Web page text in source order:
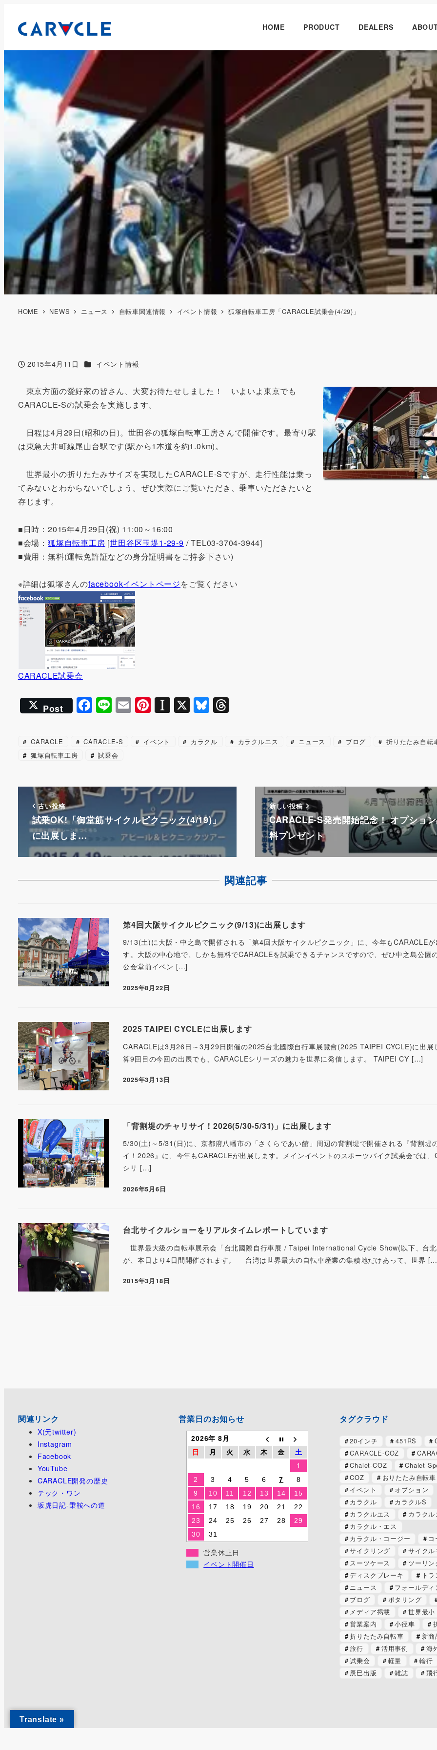
HOME PRODUCT DEALERS
HOME NEWS ニュース 自転車関連情報 イベント情報 狐塚自転車工房「CARACLE試乗会(4/29)」
投稿日
2015年4月11日 カテゴリー
イベント情報
東京方面の愛好家の皆さん、大変お待たせしました！ いよいよ東京でも
CARACLE-Sの試乗会を実施します。
日程は4月29日(昭和の日)。世田谷の狐塚自転車工房さんで開催です。最寄り駅
は東急大井町線尾山台駅です(駅から1本道を約1.0km)。
世界最小の折りたたみサイズを実現したCARACLE-Sですが、走行性能は乗っ
てみないとわからないでしょう。ぜひ実際にご覧いただき、乗車いただきたいと
存じます。
■日時：2015年4月29日(祝) 11:00～16:00
■会場： 狐塚自転車工房 [世田谷区玉堤1-29-9 / TEL03-3704-3944]
■費用：無料(運転免許証などの身分証明書をご持参下さい)
※詳細は狐塚さんのfacebookイベントページをご覧ください
CARACLE試乗会
Post F
a
c
e
o
o
k
Li
n
e
E
m
ai
Pi
nt
er
e
In
st
p
er
X Bl
u
e
s
y
e
a
s
CARACLE CARACLE-S イベント カラクル カラクルエス ニュース ブログ
折りたたみ自転
狐塚自転車工房
試乗会
古い投稿
試乗OK!「御堂筋サイクルピクニック(4/19)」
に出展しま…
新しい投稿
CARACLE-S発売開始記念！ オプショ
料プレゼント
関連記事
第4回大阪サイクルピクニック(9/13)に出展します
9/13(土)に大阪・中之島で開催される「第4回大阪サイクルピクニック」に、今年もCARACLEが
す。大阪の中心地で、しかも無料でCARACLEを試乗できるチャンスですので、ぜひ中之島公園
公会堂前イベン […]
2025年8月22日
2025 TAIPEI CYCLEに出展します
CARACLEは3月26日～3月29日開催の2025台北國際自行車展覽會(2025 TAIPEI CYCLE)に出展
算9回目の今回の出展でも、CARACLEシリーズの魅力を世界に発信します。 TAIPEI CY […]
2025年3月13日
「背割堤のチャリサイ！2026(5/30-5/31)」に出展します
5/30(土)～5/31(日)に、京都府八幡市の「さくらであい館」周辺の背割堤で開催される『背割堤
イ！2026』に、今年もCARACLEが出展します。メインイベントのスポーツバイク試乗会では、
シリ […]
2026年5月6日
台北サイクルショーをリアルタイムレポートしています
世界最大級の自転車展示会「台北國際自行車展 / Taipei International Cycle Show(以下、台北
が、本日より4日間開催されます。 台湾は世界最大の自転車産業の集積地だけあって、世界
2015年3月18日
関連リンク
X(元twitter)
Instagram
Facebook
YouTube
CARACLE開発の歴史
テック・ワン
坂虎日記-乗鞍への道
営業日のお知らせ
2026年 8月
日
月 火 水 木 金
土
1
2
3 4 5 6 7
8
9
10 11 12 13 14
15
16
17 18 19 20 21
22
23
24 25 26 27 28
29
30
31
営業休止日
イベント開催日
タグクラウド
20インチ 451RS
CARACLE-COZ
Chalet-COZ
Chalet
COZ
おりたたみ自転車
イベント
オプション
カラクル
カラクルS
カラクルエス
カラク
カラクル・エス
カラクル・コージー
サイクリング
サイクル
スーツケース
ツーリン
ディスクブレーキ
ト
ニュース
フォールディ
ブログ
ポタリング
メディア掲載
世界最小
営業案内
小径車
折りたたみ自転車
新商
旅行
活用事例
海
試乗会
軽量
輪行
辰巳出版
雑誌 飛
Translate »